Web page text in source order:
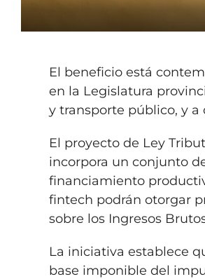
El beneficio está
en la Legislatura
y transporte público, y
El proyecto de Ley
incorpora un conjunto
financiamiento
fintech podrán otorgar
sobre los Ingresos
La iniciativa establece
base imponible del